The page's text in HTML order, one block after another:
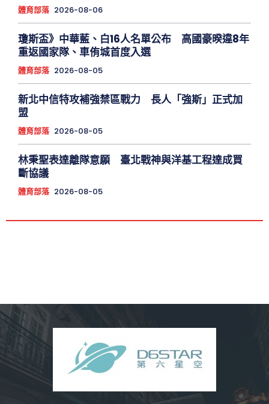
體育部落 2026-08-06
瓊斯盃》中華藍、白16人名單公布 高國豪暌違8年
重返國家隊、車侑城首度入選
體育部落 2026-08-05
新北中信特攻補強禁區戰力 長人「強斯」正式加
盟
體育部落 2026-08-05
林秉聖表達離隊意願 臺北戰神與洋基工程達成買
斷協議
體育部落 2026-08-05